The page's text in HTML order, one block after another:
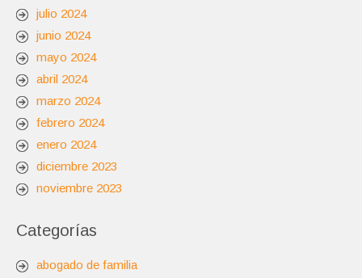
julio 2024
junio 2024
mayo 2024
abril 2024
marzo 2024
febrero 2024
enero 2024
diciembre 2023
noviembre 2023
Categorías
abogado de familia